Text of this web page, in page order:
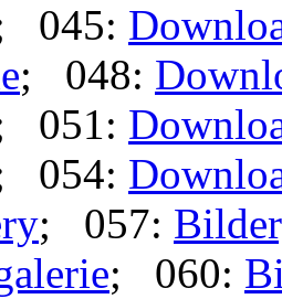
045:
; 048:
051:
054:
; 057:
; 060: